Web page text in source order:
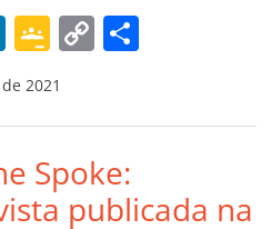
m
Li
n
k
e
dI
n
G
o
o
gl
e
Cl
C
y
Li
n
p
til
2021
Spoke:
publicada na